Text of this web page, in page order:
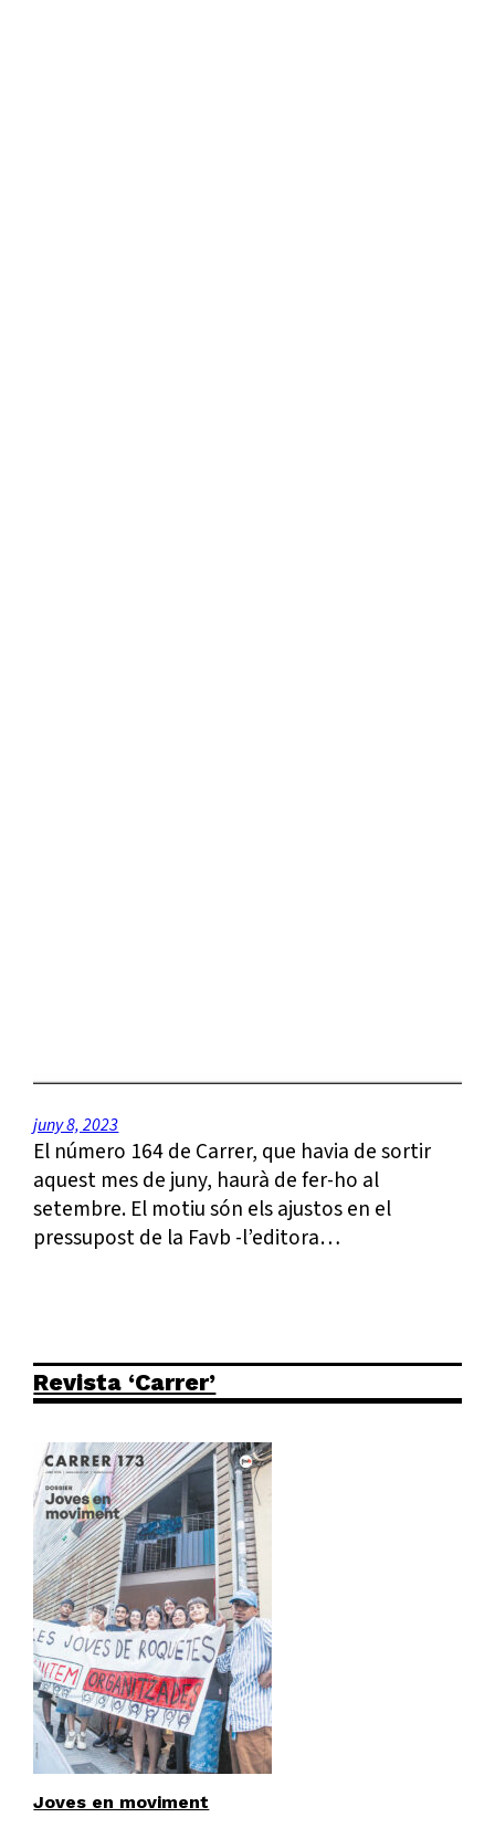
juny 8, 2023
El número 164 de Carrer, que havia de sortir
aquest mes de juny, haurà de fer-ho al
setembre. El motiu són els ajustos en el
pressupost de la Favb -l’editora…
Revista ‘Carrer’
Joves en moviment